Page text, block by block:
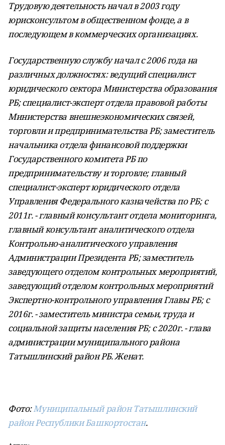
Трудовую деятельность начал в 2003 году
юрисконсультом в общественном фонде, а в
последующем в коммерческих организациях.
Государственную службу начал с 2006 года на
различных должностях: ведущий специалист
юридического сектора Министерства образования
РБ; специалист-эксперт отдела правовой работы
Министерства внешнеэкономических связей,
торговли и предпринимательства РБ; заместитель
начальника отдела финансовой поддержки
Государственного комитета РБ по
предпринимательству и торговле; главный
специалист-эксперт юридического отдела
Управления Федерального казначейства по РБ; с
2011г. - главный консультант отдела мониторинга,
главный консультант аналитического отдела
Контрольно-аналитического управления
Администрации Президента РБ; заместитель
заведующего отделом контрольных мероприятий,
заведующий отделом контрольных мероприятий
Экспертно-контрольного управления Главы РБ; с
2016г. - заместитель министра семьи, труда и
социальной защиты населения РБ; с 2020г. - глава
администрации муниципального района
Татышлинский район РБ. Женат.
Фото:Муниципальный район Татышлинский
район Республики Башкортостан.